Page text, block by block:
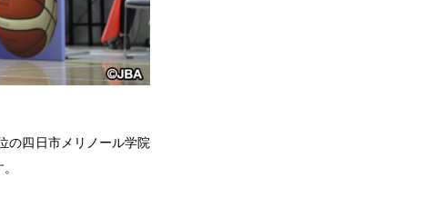
の四日市メリノール学院